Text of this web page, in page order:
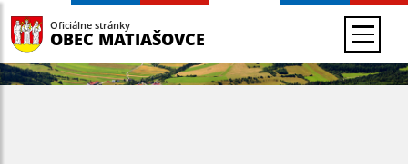
Oficiálne stránky
OBEC MATIAŠOVCE